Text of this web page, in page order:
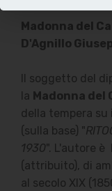
Madonna del
D'Agnillo
Il soggetto del
la Madonna del
della tempera
(sulla base) "
1930". L'autore è
(attribuito), di
al secolo XIX